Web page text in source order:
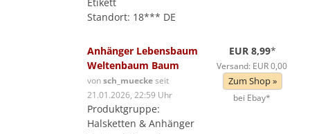
Standort: 18*** DE
Anhänger Lebensbaum
Weltenbaum Baum
vonsch_mueckeseit
21.01.2026, 22:59 Uhr
Produktgruppe:
Halsketten & Anhänger
EUR 8,99*
Versand: EUR 0,00
Zum Shop »
bei Ebay*